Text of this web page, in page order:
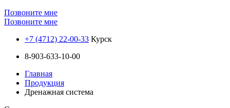
Позвоните мне
Позвоните мне
+7 (4712) 22-00-33 Курск
8-903-633-10-00
Главная
Продукция
Дренажная система